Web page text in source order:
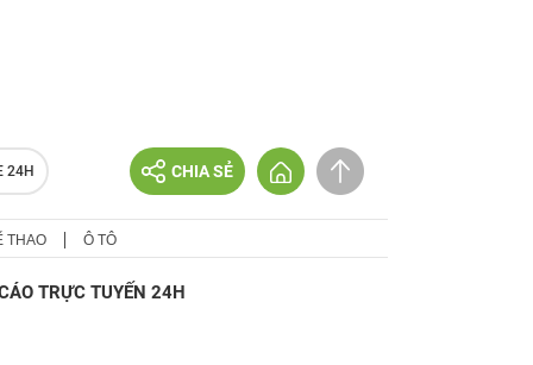
24H CHIA SẺ
THAO Ô TÔ
TRỰC TUYẾN 24H